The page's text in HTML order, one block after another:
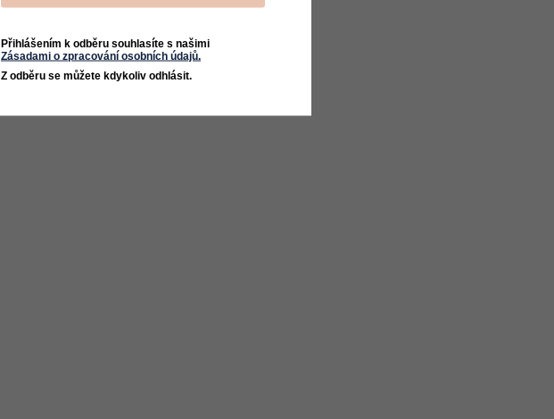
Přihlášením k odběru souhlasíte s našimi
Zásadami o zpracování osobních údajů.
Z odběru se můžete kdykoliv odhlásit.